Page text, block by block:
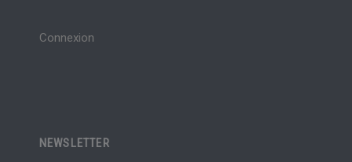
Connexion
NEWSLETTER